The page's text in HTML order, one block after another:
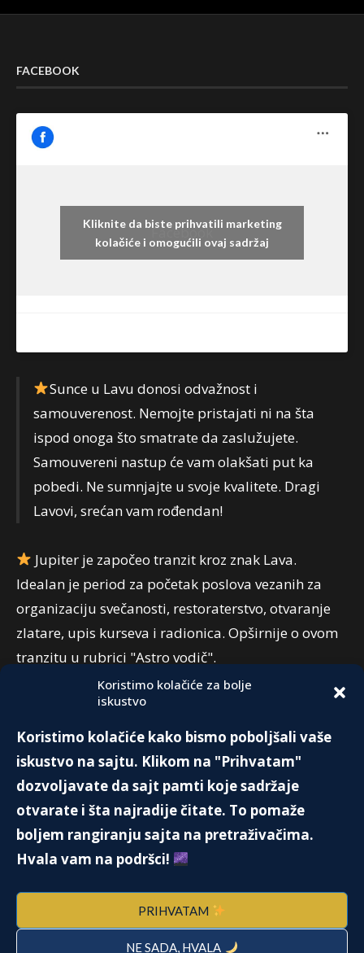
Koristimo kolačiće za bolje
iskustvo
Koristimo kolačiće kako bismo poboljšali vaše
iskustvo na sajtu. Klikom na "Prihvatam"
dozvoljavate da sajt pamti koje sadržaje
otvarate i šta najradije čitate. To pomaže
boljem rangiranju sajta na pretraživačima.
Hvala vam na podršci!
PRIHVATAM
NE SADA, HVALA
FACEBOOK
Facebook
Kliknite da biste prihvatili marketing
kolačiće i omogućili ovaj sadržaj
Sunce u Lavu donosi odvažnost i
samouverenost. Nemojte pristajati ni na šta
ispod onoga što smatrate da zaslužujete.
Samouvereni nastup će vam olakšati put ka
pobedi. Ne sumnjajte u svoje kvalitete. Dragi
Lavovi, srećan vam rođendan!
Jupiter je započeo tranzit kroz znak Lava.
Idealan je period za početak poslova vezanih za
organizaciju svečanosti, restoraterstvo, otvaranje
zlatare, upis kurseva i radionica. Opširnije o ovom
tranzitu u rubrici "Astro vodič".
24. Jula 2016.
ISTINITA PRIČA O JEDNOM OD
NAJŠKRTIJIH MILIJARDERA
HOMOSEXUALITY